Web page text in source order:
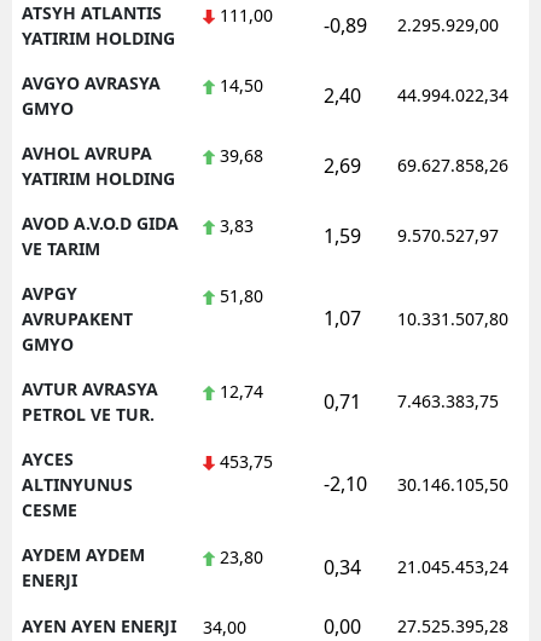
ATSYH ATLANTIS
YATIRIM HOLDING
111,00 -0,89 2.295.929,00
AVGYO AVRASYA
GMYO
14,50 2,40 44.994.022,34
AVHOL AVRUPA
YATIRIM HOLDING
39,68 2,69 69.627.858,26
AVOD A.V.O.D GIDA
VE TARIM
3,83 1,59 9.570.527,97
AVPGY
AVRUPAKENT
GMYO
51,80
1,07 10.331.507,80
AVTUR AVRASYA
PETROL VE TUR.
12,74 0,71 7.463.383,75
AYCES
ALTINYUNUS
CESME
453,75
-2,10 30.146.105,50
AYDEM AYDEM
ENERJI
23,80 0,34 21.045.453,24
AYEN AYEN ENERJI 34,00 0,00 27.525.395,28